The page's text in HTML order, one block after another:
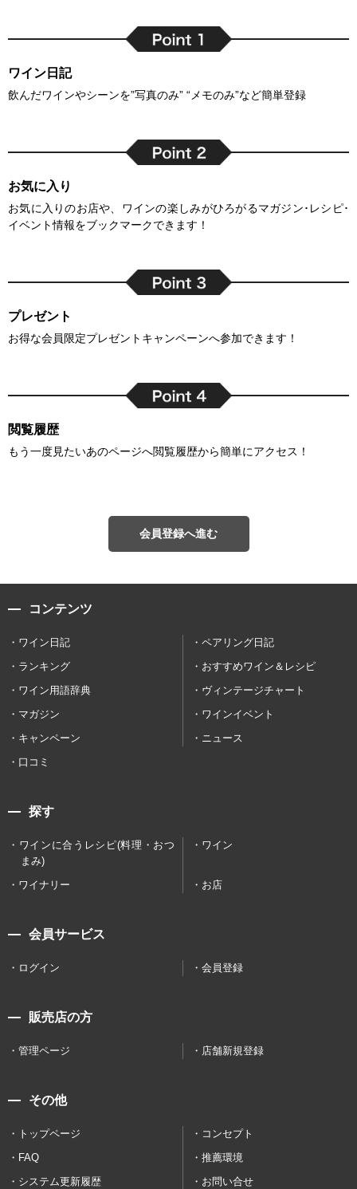
ワイン日記
飲んだワインやシーンを”写真のみ” “メモのみ”など簡単登録
お気に入り
お気に入りのお店や、ワインの楽しみがひろがるマガジン･レシピ･
イベント情報をブックマークできます！
プレゼント
お得な会員限定プレゼントキャンペーンへ参加できます！
閲覧履歴
もう一度見たいあのページへ閲覧履歴から簡単にアクセス！
会員登録へ進む
コンテンツ
ワイン日記
ペアリング日記
ランキング
おすすめワイン＆レシピ
ワイン用語辞典
ヴィンテージチャート
マガジン
ワインイベント
キャンペーン
ニュース
口コミ
探す
ワインに合うレシピ(料理・おつ
まみ)
ワイン
ワイナリー お店
会員サービス
ログイン 会員登録
販売店の方
管理ページ 店舗新規登録
その他
トップページ
コンセプト
FAQ
推薦環境
システム更新履歴
お問い合せ